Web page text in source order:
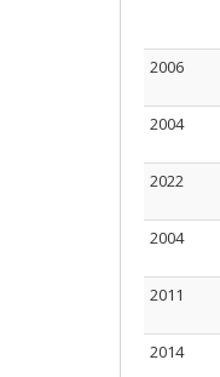
2006
2004
2022
2004
2011
2014